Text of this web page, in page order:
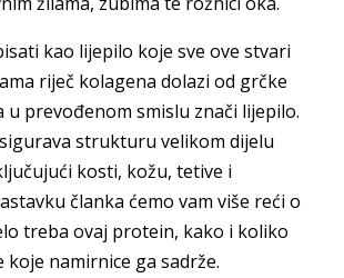
kao lijepilo koje sve ove stvari
riječ kolagena dolazi od grčke
u prevođenom smislu znači lijepilo.
strukturu velikom dijelu
kosti, kožu, tetive i
članka ćemo vam više reći o
treba ovaj protein, kako i koliko
koje namirnice ga sadrže.